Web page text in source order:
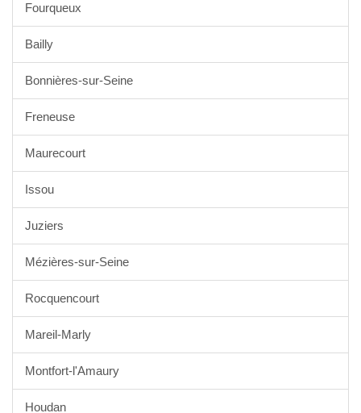
Fourqueux
Bailly
Bonnières-sur-Seine
Freneuse
Maurecourt
Issou
Juziers
Mézières-sur-Seine
Rocquencourt
Mareil-Marly
Montfort-l'Amaury
Houdan